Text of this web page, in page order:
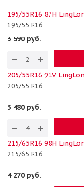
195/55R16 87H
195/55 R16
3 590 руб.
205/55R16 91V
205/55 R16
3 480 руб.
215/65R16 98H
215/65 R16
4 270 руб.